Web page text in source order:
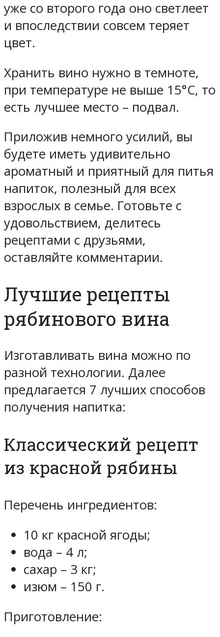
уже со второго года оно светлеет
и впоследствии совсем теряет
цвет.
Хранить вино нужно в темноте,
при температуре не выше 15°С, то
есть лучшее место – подвал.
Приложив немного усилий, вы
будете иметь удивительно
ароматный и приятный для питья
напиток, полезный для всех
взрослых в семье. Готовьте с
удовольствием, делитесь
рецептами с друзьями,
оставляйте комментарии.
Лучшие рецепты
рябинового вина
Изготавливать вина можно по
разной технологии. Далее
предлагается 7 лучших способов
получения напитка:
Классический рецепт
из красной рябины
Перечень ингредиентов:
10 кг красной ягоды;
вода – 4 л;
сахар – 3 кг;
изюм – 150 г.
Приготовление: